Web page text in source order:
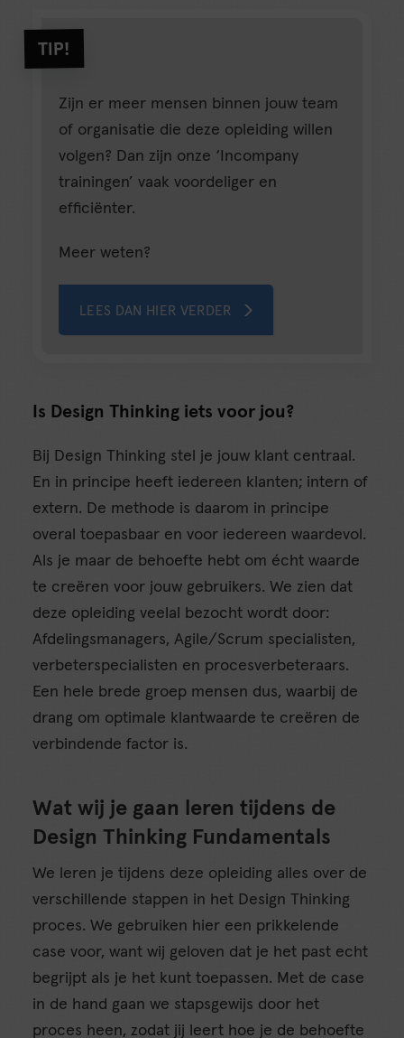
TIP!
Zijn er meer mensen binnen jouw team
of organisatie die deze opleiding willen
volgen? Dan zijn onze ‘Incompany
trainingen’ vaak voordeliger en
efficiënter.
Meer weten?
LEES DAN HIER VERDER
Is Design Thinking iets voor jou?
Bij Design Thinking stel je jouw klant centraal.
En in principe heeft iedereen klanten; intern of
extern. De methode is daarom in principe
overal toepasbaar en voor iedereen waardevol.
Als je maar de behoefte hebt om écht waarde
te creëren voor jouw gebruikers. We zien dat
deze opleiding veelal bezocht wordt door:
Afdelingsmanagers, Agile/Scrum specialisten,
verbeterspecialisten en procesverbeteraars.
Een hele brede groep mensen dus, waarbij de
drang om optimale klantwaarde te creëren de
verbindende factor is.
Wat wij je gaan leren tijdens de
Design Thinking Fundamentals
We leren je tijdens deze opleiding alles over de
verschillende stappen in het Design Thinking
proces. We gebruiken hier een prikkelende
case voor, want wij geloven dat je het past echt
begrijpt als je het kunt toepassen. Met de case
in de hand gaan we stapsgewijs door het
proces heen, zodat jij leert hoe je de behoefte